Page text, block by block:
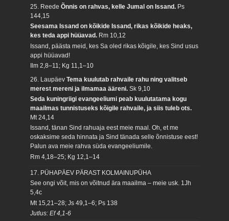
25. ReedeÕnnis on rahvas, kelle Jumal on Issand. Ps
144,15
Seesama Issand on kõikide Issand, rikas kõikide heaks,
kes teda appi hüüavad. Rm 10,12
Issand, päästa meid, kes Sa oled rikas kõigile, kes Sind usus
appi hüüavad!
Ilm 2,8–11; Kg 11,1–10
26. LaupäevTema kuulutab rahvaile rahu ning valitseb
merest mereni ja ilmamaa ääreni.Sk 9,10
Seda kuningriigi evangeeliumi peab kuulutatama kogu
maailmas tunnistuseks kõigile rahvaile, ja siis tuleb ots.
Mt 24,14
Issand, tänan Sind rahuaja eest meie maal. Oh, et me
oskaksime seda hinnata ja Sind tänada selle õnnistuse eest!
Palun ava meie rahva süda evangeeliumile.
Rm 4,18–25; Kg 12,1–14
17. PÜHAPÄEV PÄRAST KOLMAINUPÜHA
See ongi võit, mis on võitnud ära maailma – meie usk. 1Jh
5,4c
Mt 15,21–28; Js 49,1–6; Ps 138
Jutlus: Ef 4,1-6